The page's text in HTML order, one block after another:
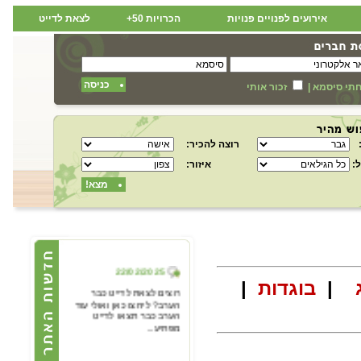
אירועים לפנויים פנויות הכרויות 50+ לצאת לדייט
סיסמא זכור אותי כניסה
רוצה להכיר:
איזור:
מצא!
| בוגדות |
רוצים לצאת לדייט כבר
הערב? ליחצו כאן ואולי עוד
הערב כבר תצאו לדייט
מפתיע...